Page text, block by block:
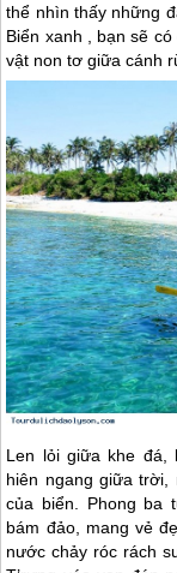
thể nhìn thấy những
Biển xanh , bạn sẽ
vật non tơ giữa cánh
Len lỏi giữa khe đá,
hiên ngang giữa trời,
của biển. Phong ba
bám đảo, mang vẻ
nước chảy róc rách